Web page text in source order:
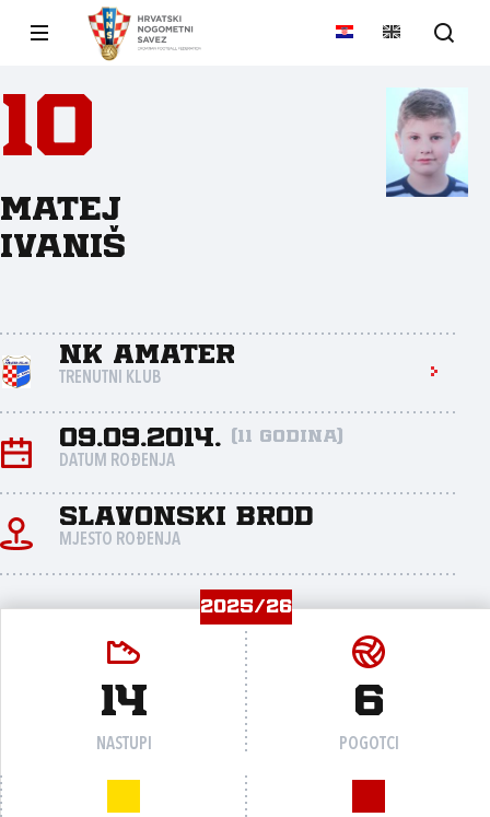
10
Matej
Ivaniš
NK Amater
TRENUTNI KLUB
09.09.2014. (11 godina)
DATUM ROĐENJA
Slavonski Brod
MJESTO ROĐENJA
2025/26
14
NASTUPI
6
POGOTCI